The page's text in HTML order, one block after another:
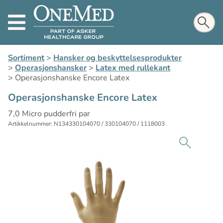
Sortiment> Hansker og beskyttelsesprodukter
> Operasjonshansker> Latex med rullekant
> Operasjonshanske Encore Latex
Operasjonshanske Encore Latex
7,0 Micro pudderfri par
Artikkelnummer: N134330104070 / 330104070 / 1118003